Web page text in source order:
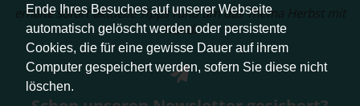
Ende Ihres Besuches auf unserer Webseite
automatisch gelöscht werden oder persistente
Cookies, die für eine gewisse Dauer auf ihrem
Computer gespeichert werden, sofern Sie diese nicht
löschen.
erhalte sofort aktuelle Tipps rund um das Thema Herbst mit
Hund.